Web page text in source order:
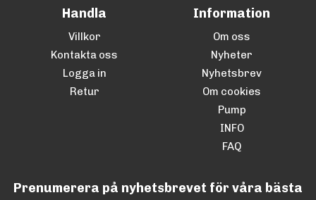
Handla
Villkor
Kontakta oss
Logga in
Retur
Information
Om oss
Nyheter
Nyhetsbrev
Om cookies
Pump
INFO
FAQ
Prenumerera på nyhetsbrevet för våra bästa